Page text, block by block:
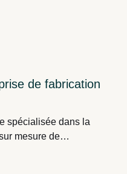
: environ 300
de fabrication
spécialisée dans la
mesure de